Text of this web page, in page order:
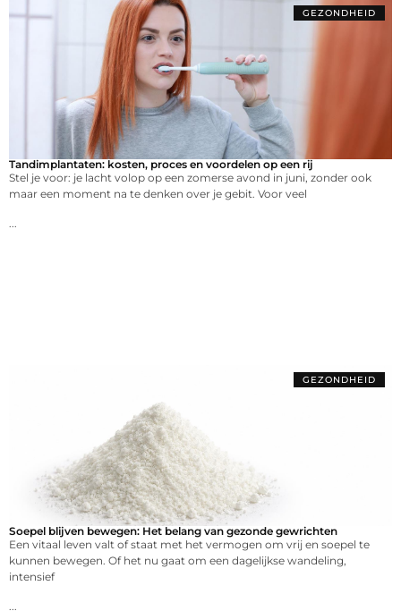
GEZONDHEID
Tandimplantaten: kosten, proces en voordelen op een rij
Stel je voor: je lacht volop op een zomerse avond in juni, zonder ook
maar een moment na te denken over je gebit. Voor veel
GEZONDHEID
Soepel blijven bewegen: Het belang van gezonde gewrichten
Een vitaal leven valt of staat met het vermogen om vrij en soepel te
kunnen bewegen. Of het nu gaat om een dagelijkse wandeling,
intensief